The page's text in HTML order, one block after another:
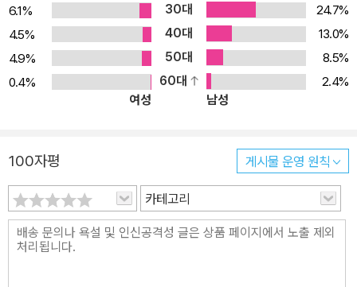
6.1%
30대
24.7%
4.5%
40대
13.0%
4.9%
50대
8.5%
0.4%
60대
2.4%
여성
남성
100자평 게시물 운영 원칙
카테고리